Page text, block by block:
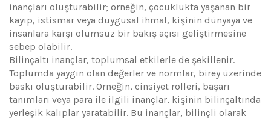
inançları oluşturabilir; örneğin, çocuklukta yaşanan bir
kayıp, istismar veya duygusal ihmal, kişinin dünyaya ve
insanlara karşı olumsuz bir bakış açısı geliştirmesine
sebep olabilir.
Bilinçaltı inançlar, toplumsal etkilerle de şekillenir.
Toplumda yaygın olan değerler ve normlar, birey üzerinde
baskı oluşturabilir. Örneğin, cinsiyet rolleri, başarı
tanımları veya para ile ilgili inançlar, kişinin bilinçaltında
yerleşik kalıplar yaratabilir. Bu inançlar, bilinçli olarak